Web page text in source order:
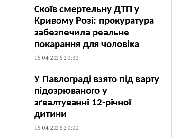
Скоїв смертельну ДТП у
Кривому Розі: прокуратура
забезпечила реальне
покарання для чоловіка
16.04.2026 20:30
У Павлограді взято під варту
підозрюваного у
зґвалтуванні 12-річної
дитини
16.04.2026 20:00